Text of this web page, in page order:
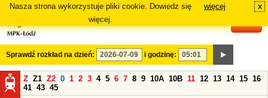
Nasza strona wykorzystuje pliki cookie. Dowiedz się
więcej.
więcej x
Sprawdź rozkład na dzień: i godzinę:
Z Z1 Z2 0 1 2 3 4 5 6 7 8 9 10A 10B 11 12 13 14 15 16
41 43 45